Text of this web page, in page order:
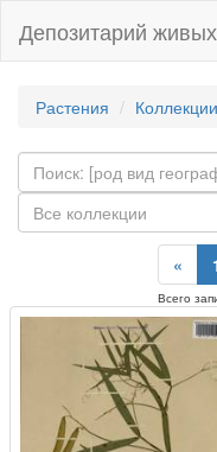
Депозитарий
Растения Коллекции
Все коллекции
«
Всего